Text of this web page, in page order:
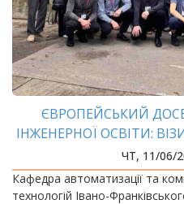
ЄВРОПЕЙСЬКИЙ
ІНЖЕНЕРНОЇ ОСВІТИ:
ЧТ, 11/06/
Кафедра автоматизації та
технологій Івано-